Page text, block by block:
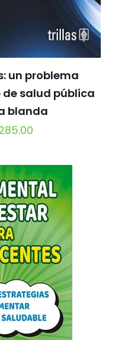
un problema
salud pública
blanda